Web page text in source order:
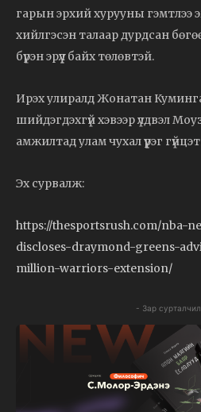
гарын эрхий хурууны гэмтлээ
хийлгэсэн талаар дурдсан
бүрэн эрүүл байх төлөвтэй.
Ирэх улиралд Жонатан
шийдэгдэхгүй хэвээр үлдвэл
амжилтад улам чухал үүрэг
Эх сурвалж:
https://thesportsrush.com/nba-
discloses-draymond-greens-
million-warriors-extension/
- Зар